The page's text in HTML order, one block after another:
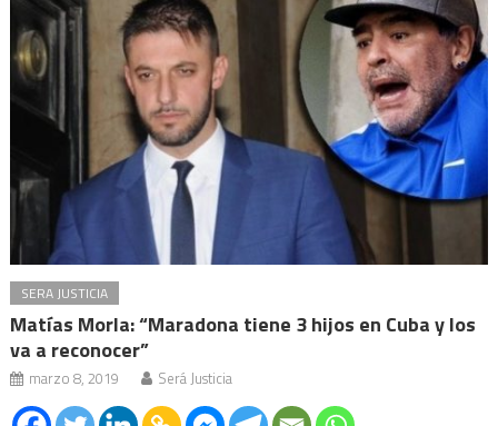
SERA JUSTICIA
Matías Morla: “Maradona tiene 3 hijos en Cuba y los
va a reconocer”
marzo 8, 2019 Será Justicia